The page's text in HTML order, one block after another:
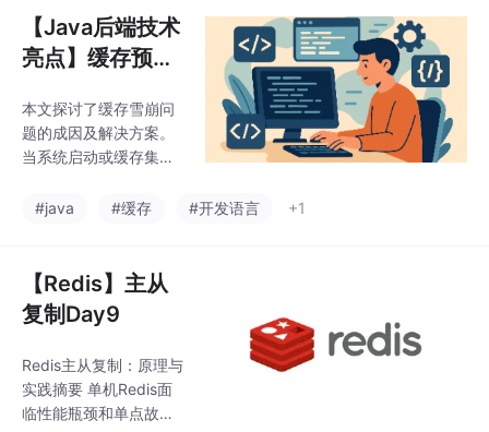
通过快照方式保存数
据，具有文件紧凑、恢
复快的特点，但存在数
包括自动配置、手动命
令和特殊场景触发，核
心流程通过fork子进程
记录写命令，提供更高
制可压缩文件体
【Java后端技术
亮点】缓存预热
略：彻底告别缓
存雪崩的终极方
本文探讨了缓存雪崩问
题的成因及解决方案。
当系统启动或缓存集中
访问数据库可能导致崩
数据）和定时刷新策略
（避免缓存集中过
期），可有效构建缓存
雪崩、击穿和穿透的区
别，并提供了Spring Bo
ot实现缓存预热的代码
#java #缓存 #开发语言 +1
【Redis】主从
复制Day9
Redis主从复制：原理与
实践摘要 单机Redis面
临性能瓶颈和单点故障